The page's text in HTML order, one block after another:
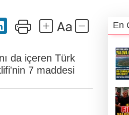
da içeren Türk
7 maddesi
En